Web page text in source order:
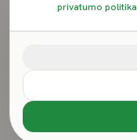
privatumo politika